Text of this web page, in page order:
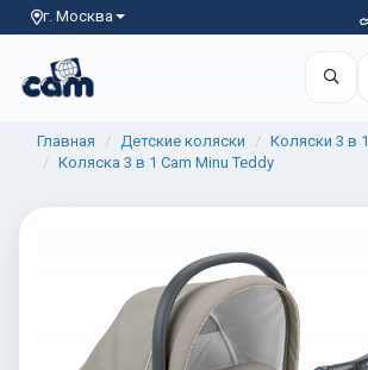
г. Москва
Главная Детские коляски
Коляски 3 в 1
Коляска 3 в 1 Cam Minu Teddy